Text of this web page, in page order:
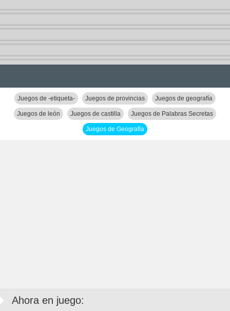
Juegos de -etiqueta- Juegos de provincias Juegos de geografía
Juegos de león Juegos de castilla Juegos de Palabras Secretas
Juegos de Geografía
Ahora en juego: